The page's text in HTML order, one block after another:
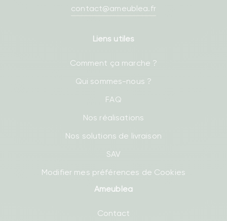
contact@ameublea.fr
Liens utiles
Comment ça marche ?
Qui sommes-nous ?
FAQ
Nos réalisations
Nos solutions de livraison
SAV
Modifier mes préférences de Cookies
Ameublea
Contact